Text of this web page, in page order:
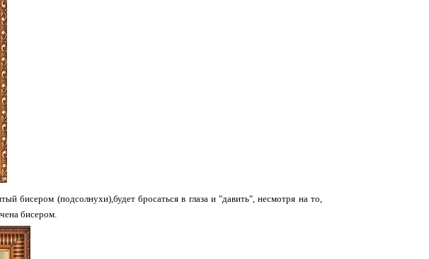
бисером (подсолнухи),будет бросаться в глаза и "давить", несмотря на то,
бисером.